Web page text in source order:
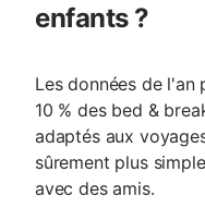
enfants ?
Les données de l'an
10 % des bed &
adaptés aux
sûrement plus
avec des amis.